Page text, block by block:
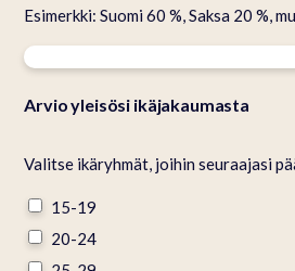
Esimerkki: Suomi 60 %, Saksa 20 %,
Arvio yleisösi ikäjakaumasta
Valitse ikäryhmät, joihin seuraajasi
15-19
20-24